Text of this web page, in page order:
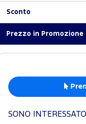
Sconto
Prezzo in Promozione
SONO